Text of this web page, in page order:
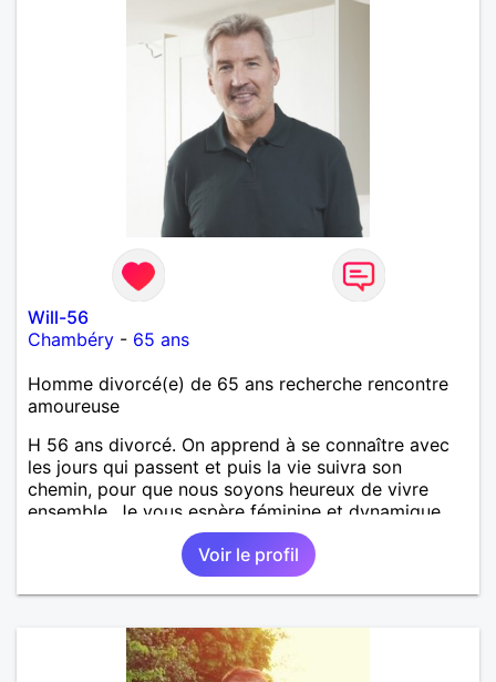
Will-56
Chambéry - 65 ans
Homme divorcé(e) de 65 ans recherche rencontre
amoureuse
H 56 ans divorcé. On apprend à se connaître avec
les jours qui passent et puis la vie suivra son
chemin, pour que nous soyons heureux de vivre
ensemble. Je vous espère féminine et dynamique,
ouverte et tolérante. Vos petits défauts seront sans
Voir le profil